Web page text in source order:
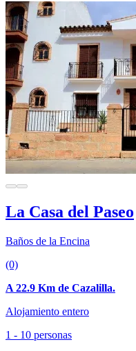
La Casa del Paseo
Baños de la Encina
(0)
A 22.9 Km de Cazalilla.
Alojamiento entero
1 - 10 personas